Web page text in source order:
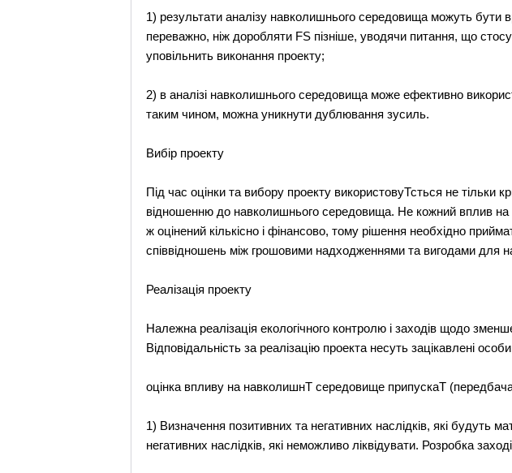
1) результати аналізу навколишнього середовища можуть бути
переважно, ніж доробляти FS пізніше, уводячи питання, що
уповільнить виконання проекту;
2) в аналізі навколишнього середовища може ефективно
таким чином, можна уникнути дублювання зусиль.
Вибір проекту
Під час оцінки та вибору проекту використовуТсться не тільки
відношенню до навколишнього середовища. Не кожний вплив
ж оцінений кількісно і фінансово, тому рішення необхідно
співвідношень між грошовими надходженнями та вигодами для
Реалізація проекту
Належна реалізація екологічного контролю і заходів щодо
Відповідальність за реалізацію проекта несуть зацікавлені
оцінка впливу на навколишнТ середовище припускаТ
1) Визначення позитивних та негативних наслідків, які будуть
негативних наслідків, які неможливо ліквідувати. Розробка